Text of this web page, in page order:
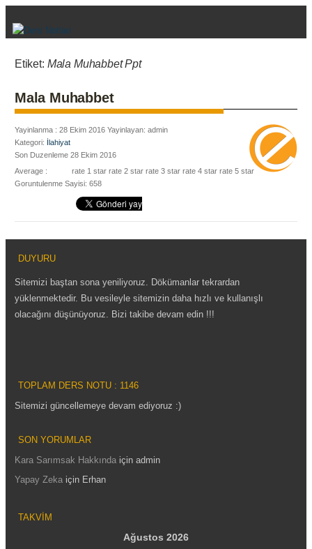
Etiket: Mala Muhabbet Ppt
Mala Muhabbet
Yayinlanma : 28 Ekim 2016 Yayinlayan: admin
Kategori: İlahiyat
Son Duzenleme 28 Ekim 2016
Average :
rate 1 star rate 2 star rate 3 star rate 4 star rate 5 star
Goruntulenme Sayisi: 658
DUYURU
Sitemizi baştan sona yeniliyoruz. Dökümanlar tekrardan
yüklenmektedir. Bu vesileyle sitemizin daha hızlı ve kullanışlı
olacağını düşünüyoruz. Bizi takibe devam edin !!!
TOPLAM DERS NOTU : 1146
Sitemizi güncellemeye devam ediyoruz :)
SON YORUMLAR
Kara Sarımsak Hakkındaiçin admin
Yapay Zekaiçin Erhan
TAKVIM
Ağustos 2026